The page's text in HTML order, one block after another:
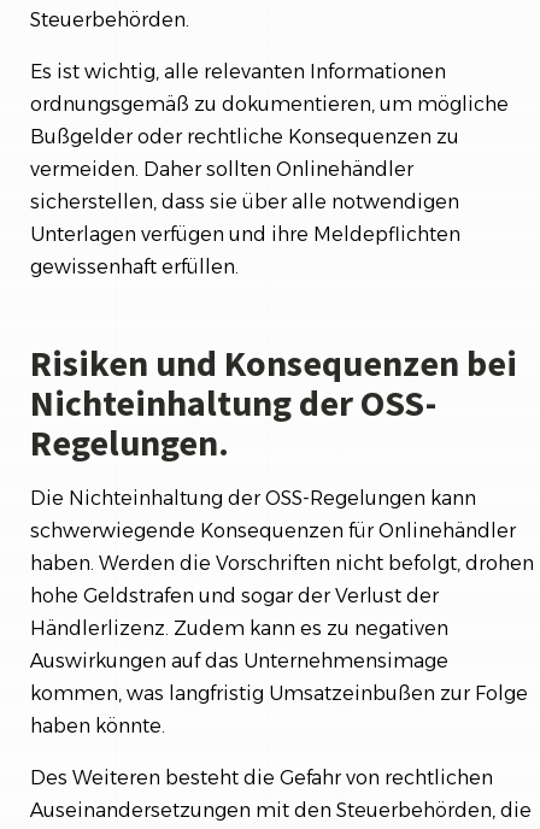
Steuerbehörden.
Es ist wichtig, alle relevanten Informationen
ordnungsgemäß zu dokumentieren, um mögliche
Bußgelder oder rechtliche Konsequenzen zu
vermeiden. Daher sollten Onlinehändler
sicherstellen, dass sie über alle notwendigen
Unterlagen verfügen und ihre Meldepflichten
gewissenhaft erfüllen.
Risiken und Konsequenzen bei
Nichteinhaltung der OSS-
Regelungen.
Die Nichteinhaltung der OSS-Regelungen kann
schwerwiegende Konsequenzen für Onlinehändler
haben. Werden die Vorschriften nicht befolgt, drohen
hohe Geldstrafen und sogar der Verlust der
Händlerlizenz. Zudem kann es zu negativen
Auswirkungen auf das Unternehmensimage
kommen, was langfristig Umsatzeinbußen zur Folge
haben könnte.
Des Weiteren besteht die Gefahr von rechtlichen
Auseinandersetzungen mit den Steuerbehörden, die